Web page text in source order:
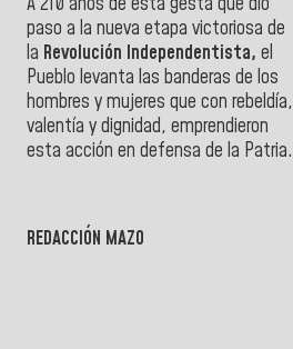
paso a la nueva etapa victoriosa de
la Revolución Independentista, el
Pueblo levanta las banderas de los
hombres y mujeres que con rebeldía,
valentía y dignidad, emprendieron
esta acción en defensa de la Patria.
REDACCIÓN MAZO